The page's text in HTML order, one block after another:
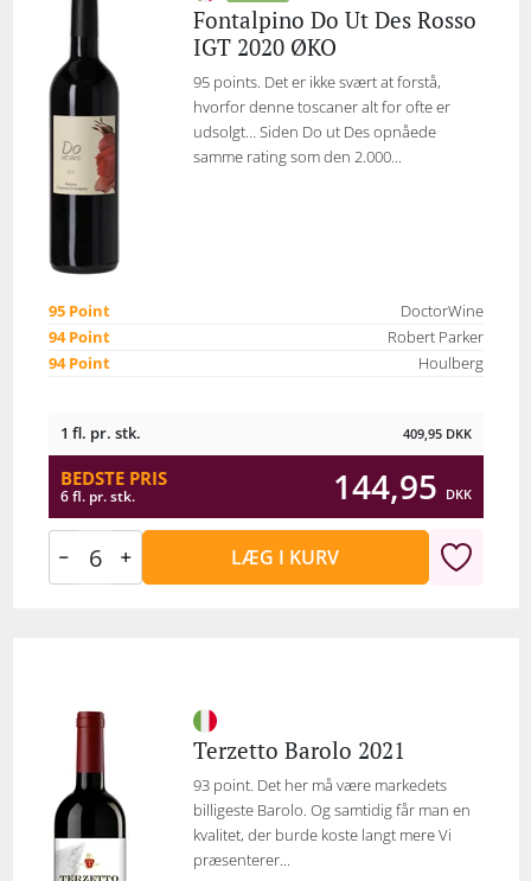
Fontalpino Do Ut Des Rosso
IGT 2020 ØKO
95 points. Det er ikke svært at forstå,
hvorfor denne toscaner alt for ofte er
udsolgt… Siden Do ut Des opnåede
samme rating som den 2.000...
95 Point
DoctorWine
94 Point
Robert Parker
94 Point
Houlberg
1 fl. pr. stk. 409,95 DKK
BEDSTE PRIS
6 fl. pr. stk. 144,95 DKK
LÆG I KURV
Terzetto Barolo 2021
93 point. Det her må være markedets
billigeste Barolo. Og samtidig får man en
kvalitet, der burde koste langt mere Vi
præsenterer...